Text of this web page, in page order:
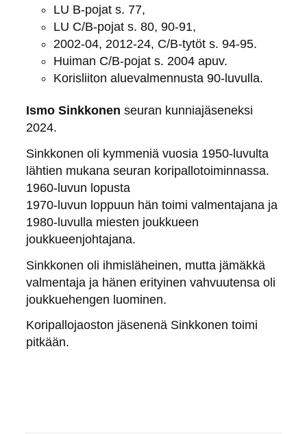
LU B-pojat s. 77,
LU C/B-pojat s. 80, 90-91,
2002-04, 2012-24, C/B-tytöt s. 94-95.
Huiman C/B-pojat s. 2004 apuv.
Korisliiton aluevalmennusta 90-luvulla.
Ismo Sinkkonen seuran kunniajäseneksi
2024.
Sinkkonen oli kymmeniä vuosia 1950-luvulta
lähtien mukana seuran koripallotoiminnassa.
1960-luvun lopusta
1970-luvun loppuun hän toimi valmentajana ja
1980-luvulla miesten joukkueen
joukkueenjohtajana.
Sinkkonen oli ihmisläheinen, mutta jämäkkä
valmentaja ja hänen erityinen vahvuutensa oli
joukkuehengen luominen.
Koripallojaoston jäsenenä Sinkkonen toimi
pitkään.